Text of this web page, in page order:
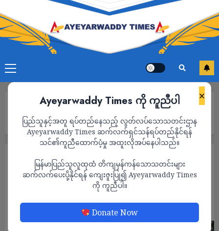
×
Ayeyarwaddy Times ကို ကူညီပါ
ပြည်သူနှင့်အတူ ရပ်တည်နေသည့် လွတ်လပ်သောသတင်းဌာန
Ayeyarwaddy Times ဆက်လက်ရှင်သန်ရပ်တည်နိုင်ရန်
သင်၏ကူညီထောက်ပံ့မှု အထူးလိုအပ်နေပါသည်။
မြန်မာပြည်သူလူထုထံ တိကျမှန်ကန်သောသတင်းများ
ဆက်လက်ပေးပို့နိုင်ရန် ကျေးဇူးပြု၍ Ayeyarwaddy Times
ကို ကူညီပါ။
Donate Now
၆၄ ဦး သေဆုံး
အမျိုးသမီးကဏ္ဍ
စစ်ကော်မရှင်၏ အကြမ်းဖက်မှုကြောင့်
ဇူလိုင်လအတွင်း အမျိုးသမီး ၆၄ ဦး သေဆုံး
ADMIN